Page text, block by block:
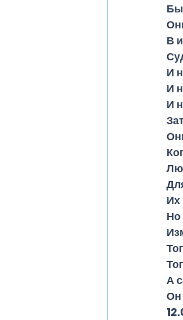
В
И
И
И
Их
Но
А
Он